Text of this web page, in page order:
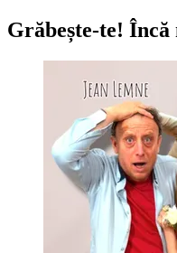
Grăbește-te! Încă